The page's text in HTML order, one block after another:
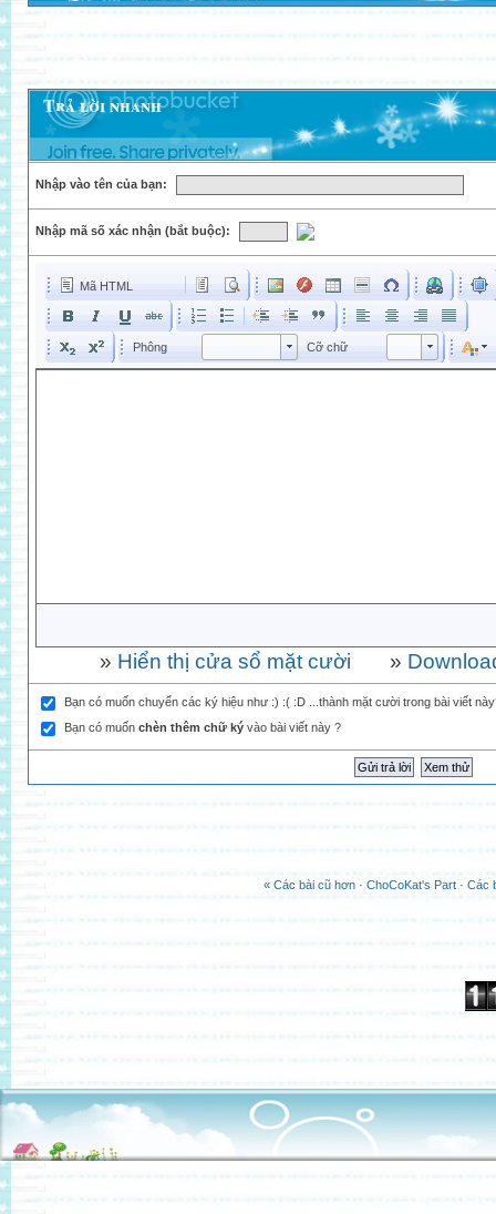
Trả lời nhanh
Nhập vào tên của bạn:
Nhập mã số xác nhận (bắt buộc):
Mã HTML
Phông Phông Cỡ chữ Kích cỡ phông
» Hiển thị cửa sổ mặt cười »
Bạn có muốn chuyển các ký hiệu như :) :( :D ...thành mặt cười trong bài viết
Bạn có muốn chèn thêm chữ ký vào bài viết này ?
« Các bài cũ hơn· ChoCoKat's Part· Các